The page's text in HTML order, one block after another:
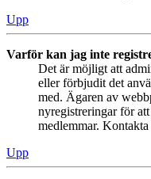
Upp
Varför kan jag inte
Det är möjligt att
eller förbjudit det
med. Ägaren av
nyregistreringar för
medlemmar.
Upp